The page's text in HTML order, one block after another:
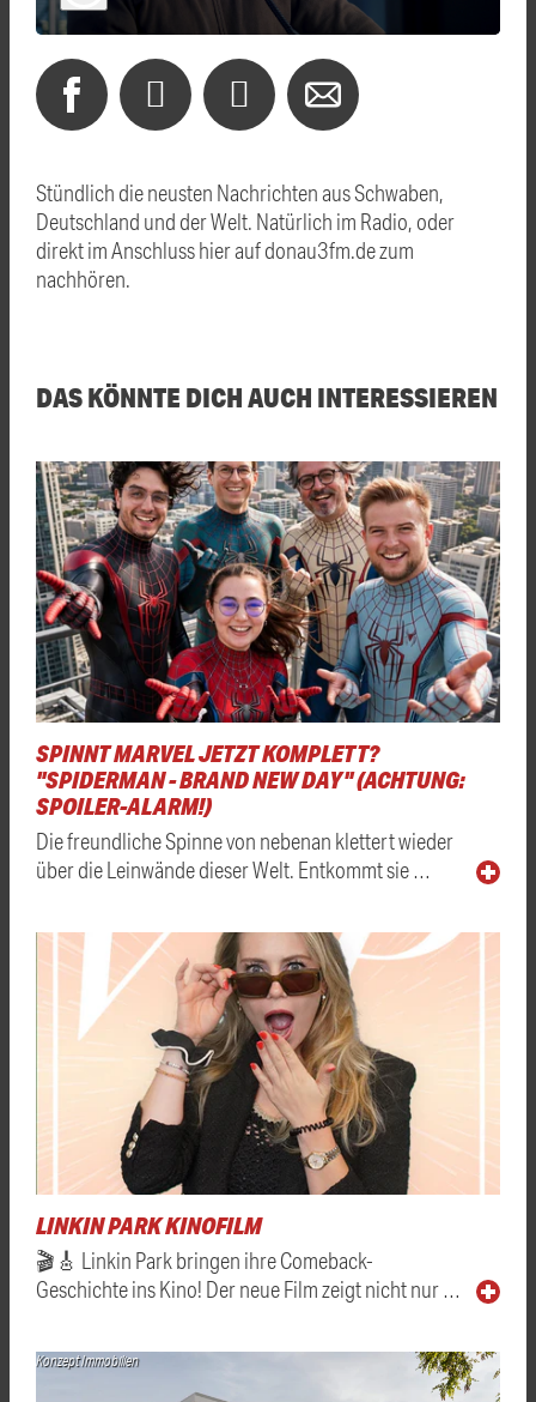
Stündlich die neusten Nachrichten aus Schwaben,
Deutschland und der Welt. Natürlich im Radio, oder
direkt im Anschluss hier auf donau3fm.de zum
nachhören.
DAS KÖNNTE DICH AUCH INTERESSIEREN
SPINNT MARVEL JETZT KOMPLETT?
"SPIDERMAN - BRAND NEW DAY" (ACHTUNG:
SPOILER-ALARM!)
Die freundliche Spinne von nebenan klettert wieder
über die Leinwände dieser Welt. Entkommt sie …
LINKIN PARK KINOFILM
🎬🎸 Linkin Park bringen ihre Comeback-
Geschichte ins Kino! Der neue Film zeigt nicht nur …
Konzept Immobilien